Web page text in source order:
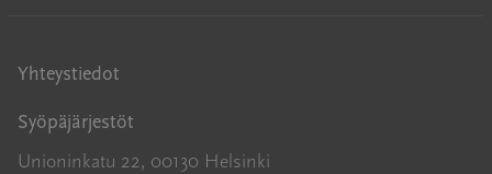
Yhteystiedot
Syöpäjärjestöt
Unioninkatu 22, 00130 Helsinki